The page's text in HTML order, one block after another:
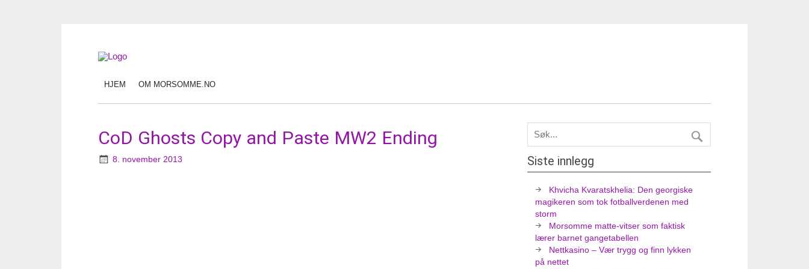
HJEM OM MORSOMME.NO
CoD Ghosts Copy and Paste MW2 Ending
8. november 2013 Siste innlegg
Khvicha Kvaratskhelia: Den georgiske
magikeren som tok fotballverdenen med
storm
Morsomme matte-vitser som faktisk
lærer barnet gangetabellen
Nettkasino – Vær trygg og finn lykken
på nettet